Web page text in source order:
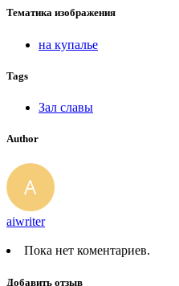
Тематика изображения
на купалье
Tags
Зал славы
Author
aiwriter
Пока нет коментариев.
Добавить отзыв